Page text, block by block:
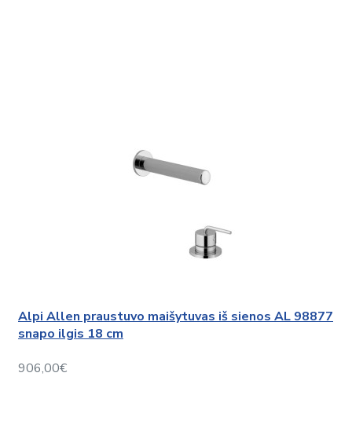
Alpi Allen praustuvo maišytuvas iš sienos AL 98877
snapo ilgis 18 cm
906,00€